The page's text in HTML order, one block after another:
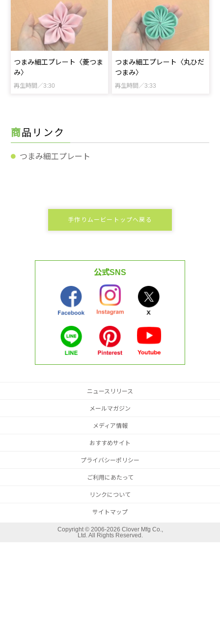
つまみ細工プレート〈菱つま
み〉
再生時間／3:30
つまみ細工プレート〈丸ひだ
つまみ〉
再生時間／3:33
商品リンク
つまみ細工プレート
手作りムービートップへ戻る
公式SNS
ニュースリリース
メールマガジン
メディア情報
おすすめサイト
プライバシーポリシー
ご利用にあたって
リンクについて
サイトマップ
Copyright © 2006-2026 Clover Mfg Co.,
Ltd. All Rights Reserved.